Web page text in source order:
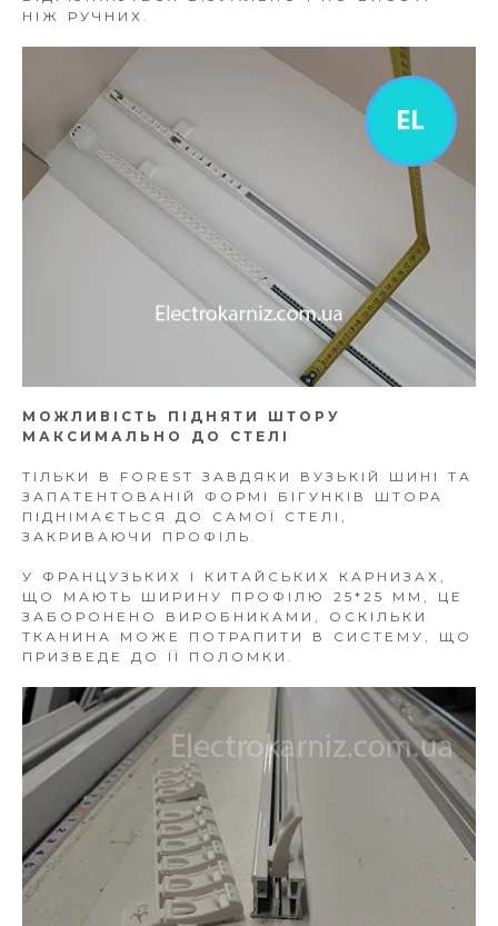
НІЖ РУЧНИХ.
МОЖЛИВІСТЬ ПІДНЯТИ ШТОРУ
МАКСИМАЛЬНО ДО СТЕЛІ
ТІЛЬКИ В FOREST ЗАВДЯКИ ВУЗЬКІЙ ШИНІ ТА
ЗАПАТЕНТОВАНІЙ ФОРМІ БІГУНКІВ ШТОРА
ПІДНІМАЄТЬСЯ ДО САМОЇ СТЕЛІ,
ЗАКРИВАЮЧИ ПРОФІЛЬ.
У ФРАНЦУЗЬКИХ І КИТАЙСЬКИХ КАРНИЗАХ,
ЩО МАЮТЬ ШИРИНУ ПРОФІЛЮ 25*25 ММ, ЦЕ
ЗАБОРОНЕНО ВИРОБНИКАМИ, ОСКІЛЬКИ
ТКАНИНА МОЖЕ ПОТРАПИТИ В СИСТЕМУ, ЩО
ПРИЗВЕДЕ ДО ЇЇ ПОЛОМКИ.